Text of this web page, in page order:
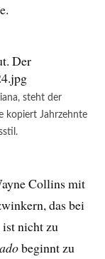
steht der
kopiert Jahrzehnte
Collins mit
das bei
nicht zu
beginnt zu